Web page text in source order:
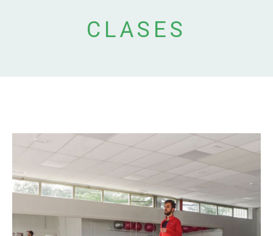
CLASES